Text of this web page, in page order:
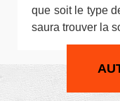
que soit le type
saura trouver la